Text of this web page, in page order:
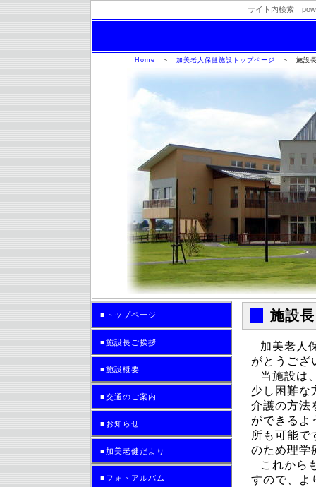
サイト内検索
Home ＞ 加美老人保健施設トップページ ＞ 施設
■トップページ
■施設長ご挨拶
■施設概要
■交通のご案内
■お知らせ
■加美老健だより
■フォトアルバム
施設
加美老人
がとうござ
当施設は
少し困難な
介護の方法
ができるよ
所も可能で
のため理学
これから
すので、よ